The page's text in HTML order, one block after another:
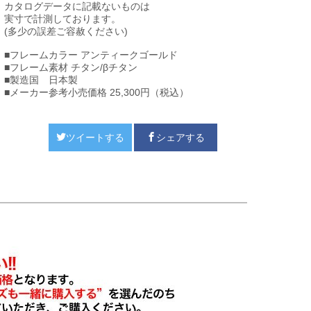
カタログデータに記載ないものは
実寸で計測しております。
(多少の誤差ご容赦ください)
■フレームカラー アンティークゴールド
■フレーム素材 チタン/βチタン
■製造国 日本製
■メーカー参考小売価格 25,300円（税込）
ツイートする シェアする